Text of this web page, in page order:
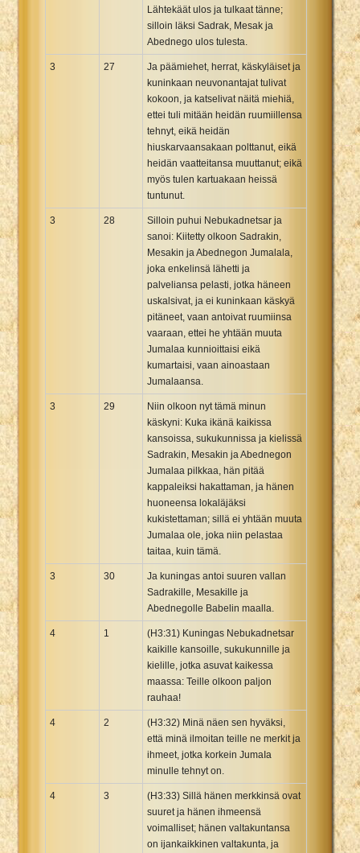
Lähtekäät ulos ja tulkaat tänne;
silloin läksi Sadrak, Mesak ja
Abednego ulos tulesta.
3 27
Ja päämiehet, herrat, käskyläiset ja
kuninkaan neuvonantajat tulivat
kokoon, ja katselivat näitä miehiä,
ettei tuli mitään heidän ruumiillensa
tehnyt, eikä heidän
hiuskarvaansakaan polttanut, eikä
heidän vaatteitansa muuttanut; eikä
myös tulen kartuakaan heissä
tuntunut.
3 28
Silloin puhui Nebukadnetsar ja
sanoi: Kiitetty olkoon Sadrakin,
Mesakin ja Abednegon Jumalala,
joka enkelinsä lähetti ja
palveliansa pelasti, jotka häneen
uskalsivat, ja ei kuninkaan käskyä
pitäneet, vaan antoivat ruumiinsa
vaaraan, ettei he yhtään muuta
Jumalaa kunnioittaisi eikä
kumartaisi, vaan ainoastaan
Jumalaansa.
3 29
Niin olkoon nyt tämä minun
käskyni: Kuka ikänä kaikissa
kansoissa, sukukunnissa ja kielissä
Sadrakin, Mesakin ja Abednegon
Jumalaa pilkkaa, hän pitää
kappaleiksi hakattaman, ja hänen
huoneensa lokaläjäksi
kukistettaman; sillä ei yhtään muuta
Jumalaa ole, joka niin pelastaa
taitaa, kuin tämä.
3 30
Ja kuningas antoi suuren vallan
Sadrakille, Mesakille ja
Abednegolle Babelin maalla.
4 1
(H3:31) Kuningas Nebukadnetsar
kaikille kansoille, sukukunnille ja
kielille, jotka asuvat kaikessa
maassa: Teille olkoon paljon
rauhaa!
4 2
(H3:32) Minä näen sen hyväksi,
että minä ilmoitan teille ne merkit ja
ihmeet, jotka korkein JumaIa
minulle tehnyt on.
4 3
(H3:33) Sillä hänen merkkinsä ovat
suuret ja hänen ihmeensä
voimalliset; hänen valtakuntansa
on ijankaikkinen valtakunta, ja